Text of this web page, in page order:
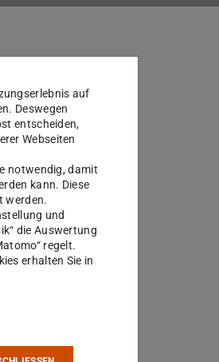
auf
Deswegen
entscheiden,
Webseiten
notwendig, damit
kann. Diese
werden.
und
die Auswertung
regelt.
erhalten Sie in